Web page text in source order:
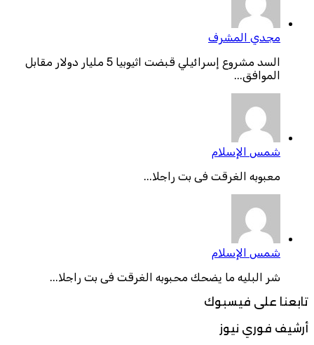
مجدي المشرف
السد مشروع إسرائيلي قبضت اثيوبيا 5 مليار دولار مقابل
الموافق...
شمس الإسلام
معبوبه الغرقت فى بت راجلا...
شمس الإسلام
شر البليه ما يضحك محبوبه الغرقت فى بت راجلا...
تابعنا على فيسبوك
أرشيف فوري نيوز